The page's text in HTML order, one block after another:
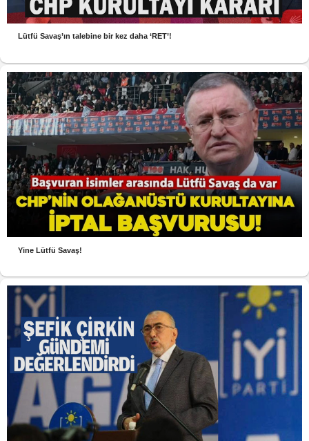
Lütfü Savaş’ın talebine bir kez daha ‘RET’!
Yine Lütfü Savaş!